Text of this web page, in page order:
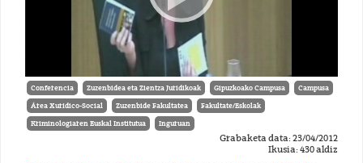
Conferencia Zuzenbidea eta Zientza Juridikoak Gipuzkoako Campusa Campusa
Área Xurídico-Social Zuzenbide Fakultatea Fakultate/Eskolak
Kriminologiaren Euskal Institutua Inguruan
Grabaketa data: 23/04/2012
Ikusia: 430 aldiz